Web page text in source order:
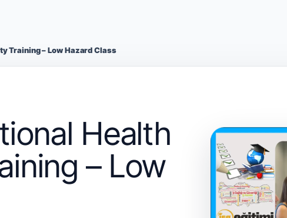
Training – Low Hazard Class
Health
– Low